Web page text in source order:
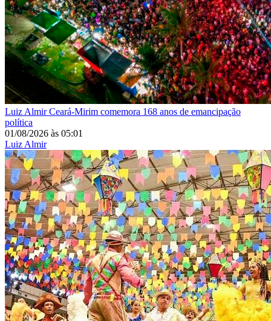
Luiz AlmirCeará-Mirim comemora 168 anos de emancipação
política
01/08/2026 às 05:01
Luiz Almir